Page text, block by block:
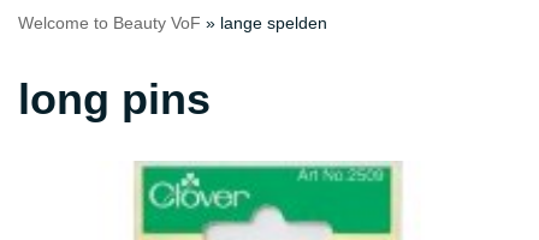
Welcome to Beauty VoF » lange spelden
long pins